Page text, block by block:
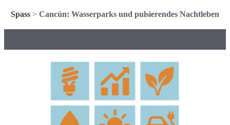
Spass > Cancún: Wasserparks und pulsierendes Nachtleben